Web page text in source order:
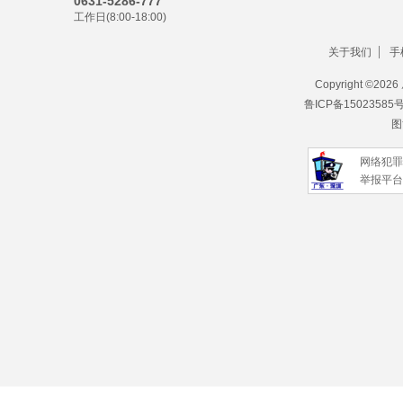
工作日(8:00-18:00)
关于我们 手
Copyright ©2026
鲁ICP备15023585
网络犯罪
举报平台